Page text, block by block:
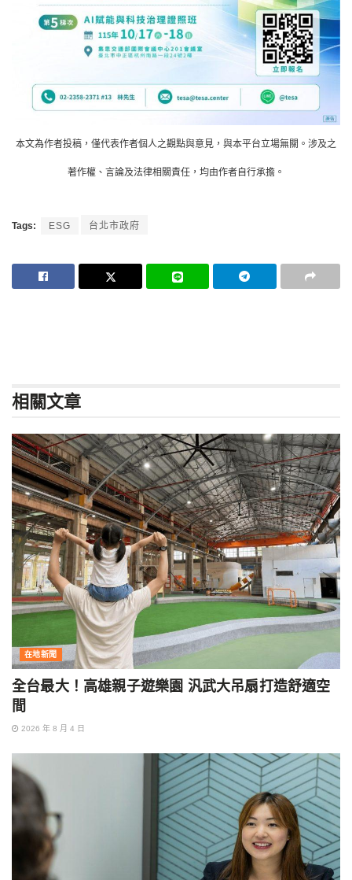
本文為作者投稿，僅代表作者個人之觀點與意見，與本平台立場無關。涉及之
著作權、言論及法律相關責任，均由作者自行承擔。
Tags: ESG 台北市政府
相關文章
在地新聞
全台最大！高雄親子遊樂園 汎武大吊扇打造舒適空
間
2026 年 8 月 4 日